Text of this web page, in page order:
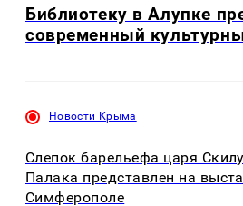
Библиотеку в Алупке
современный
Новости Крыма
Слепок барельефа царя
Палака представлен на
Симферополе